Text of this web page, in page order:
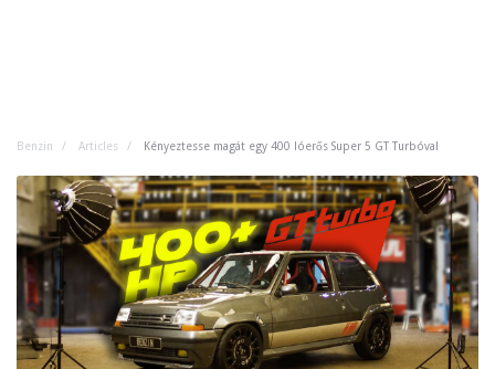
Benzin Articles Kényeztesse magát egy 400 lóerős Super 5 GT Turbóval